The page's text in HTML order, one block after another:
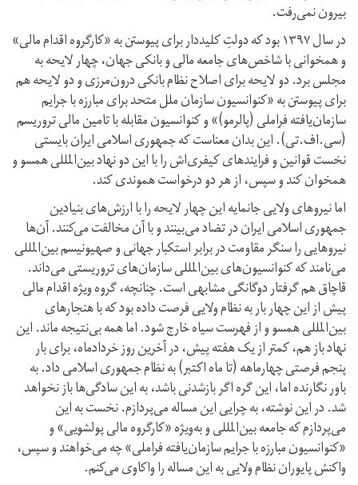
بیرون نمی‌رفت.
در سال ۱۳۹۷ بود که دولتِ کلیددار برای پیوستن به «کار‌گروه اقدام مالی»
و همخوانی با شاخص‌های جامعه مالی و بانکی جهان، چهار لایحه به
مجلس برد. دو لایحه برای اصلاح نظام بانکی درون‌مرزی و دو لایحه هم
برای پیوستن به «کنوانسیون سازمان ملل متحد برای مبارزه با جرایم
سازمان‌یافته فراملی (پالرمو)» و کنوانسیون مقابله با تامین مالی تروریسم
(سی‌.‌اف‌.‌تی). این بدان معناست که جمهوری اسلامی ایران بایستی
نخست قوانین و فرایندهای کیفری‌اش را با این دو نهاد بین‌المللی همسو و
همخوان کند و سپس، از هر دو درخواست هموندی کند.
اما نیروهای ولایی جانمایه این چهار لایحه را با ارزش‌های بنیادین
جمهوری اسلامی ایران در تضاد می‌بینند و با آن مخالفت می‌کنند. آن‌ها
نیروهایی را سنگر مقاومت در برابر استکبار جهانی و صهیونیسم بین‌المللی
می‌نامند که کنوانسیون‌های بین‌المللی سازمان‌های تروریستی می‌داند.
قاچاق هم گرفتار دوگانگی مشابهی است. چنانچه، گروه ویژه اقدام مالی
پیش از این چهار بار به نظام ولایی فرصت داده بود که با هنجارهای
بین‌المللی همسو و از فهرست سیاه خارج شود. اما همه بی‌نتیجه ماند. این
نهاد باز هم، کمتر از یک هفته پیش، در آخرین روز خرداد‌ماه، برای بار
پنجم فرصتی چهار‌ماهه (تا ماه اکتبر) به نظام جمهوری اسلامی داد. به
باور نگارنده اما، این گره اگر باز‌شدنی باشد، به این سادگی‌ها باز نخواهد
شد. در این نوشته، به چرایی این مساله می‌پردازم. نخست به این
می‌پردازم که جامعه بین‌المللی و به‌ویژه «کار‌گروه مالی پولشویی» و
«کنوانسیون مبارزه با جرایم سازمان‌یافته فراملی» چه می‌خواهند و سپس،
واکنش پایوران نظام ولایی به این مساله را واکاوی می‌کنم.